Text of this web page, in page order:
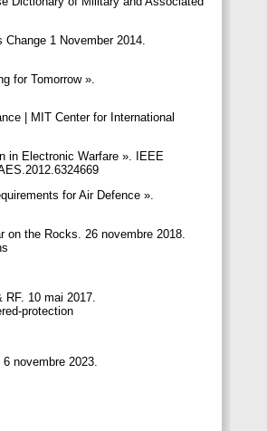
1 November 2014.
for Tomorrow ».
| MIT Center for International
in Electronic Warfare ». IEEE
for Air Defence ».
the Rocks. 26 novembre 2018.
RF. 10 mai 2017.
protection
novembre 2023.